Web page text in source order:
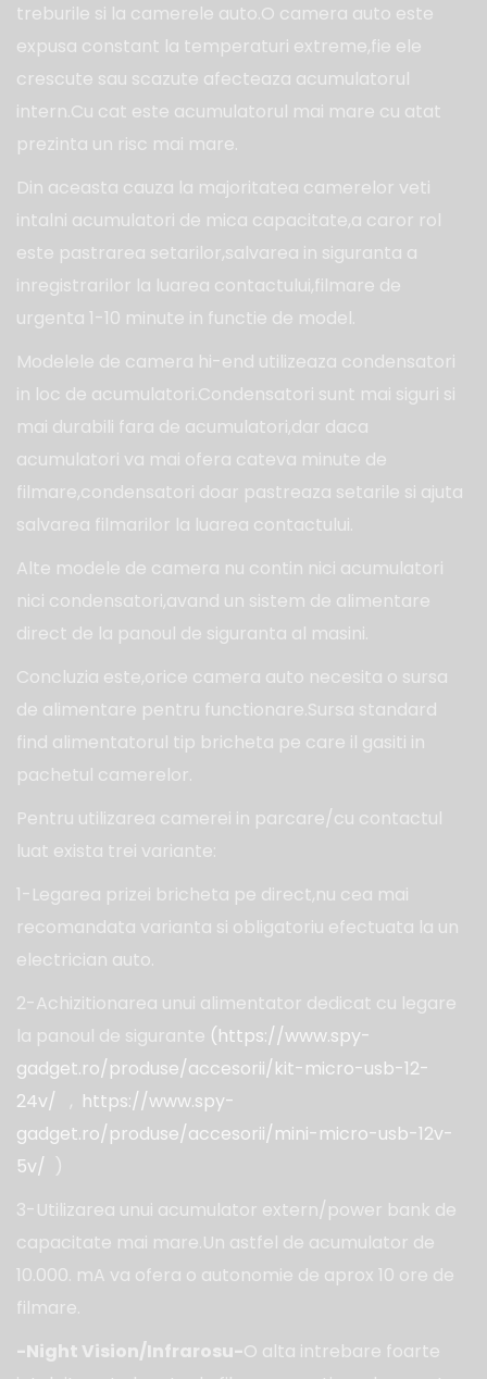
treburile si la camerele auto.O camera auto este
expusa constant la temperaturi extreme,fie ele
crescute sau scazute afecteaza acumulatorul
intern.Cu cat este acumulatorul mai mare cu atat
prezinta un risc mai mare.
Din aceasta cauza la majoritatea camerelor veti
intalni acumulatori de mica capacitate,a caror rol
este pastrarea setarilor,salvarea in siguranta a
inregistrarilor la luarea contactului,filmare de
urgenta 1-10 minute in functie de model.
Modelele de camera hi-end utilizeaza condensatori
in loc de acumulatori.Condensatori sunt mai siguri si
mai durabili fara de acumulatori,dar daca
acumulatori va mai ofera cateva minute de
filmare,condensatori doar pastreaza setarile si ajuta
salvarea filmarilor la luarea contactului.
Alte modele de camera nu contin nici acumulatori
nici condensatori,avand un sistem de alimentare
direct de la panoul de siguranta al masini.
Concluzia este,orice camera auto necesita o sursa
de alimentare pentru functionare.Sursa standard
find alimentatorul tip bricheta pe care il gasiti in
pachetul camerelor.
Pentru utilizarea camerei in parcare/cu contactul
luat exista trei variante:
1-Legarea prizei bricheta pe direct,nu cea mai
recomandata varianta si obligatoriu efectuata la un
electrician auto.
2-Achizitionarea unui alimentator dedicat cu legare
la panoul de sigurante (https://www.spy-
gadget.ro/produse/accesorii/kit-micro-usb-12-
24v/ , https://www.spy-
gadget.ro/produse/accesorii/mini-micro-usb-12v-
5v/ )
3-Utilizarea unui acumulator extern/power bank de
capacitate mai mare.Un astfel de acumulator de
10.000. mA va ofera o autonomie de aprox 10 ore de
filmare.
-Night Vision/Infrarosu-O alta intrebare foarte